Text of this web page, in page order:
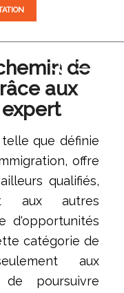
8677
de
aux
que définie
offre
qualifiés,
aux autres
d'opportunités
catégorie de
aux
de poursuivre